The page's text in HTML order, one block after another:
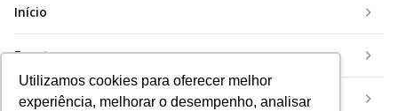
Utilizamos cookies para oferecer melhor
experiência, melhorar o desempenho, analisar
Início
Eventos
Inovação